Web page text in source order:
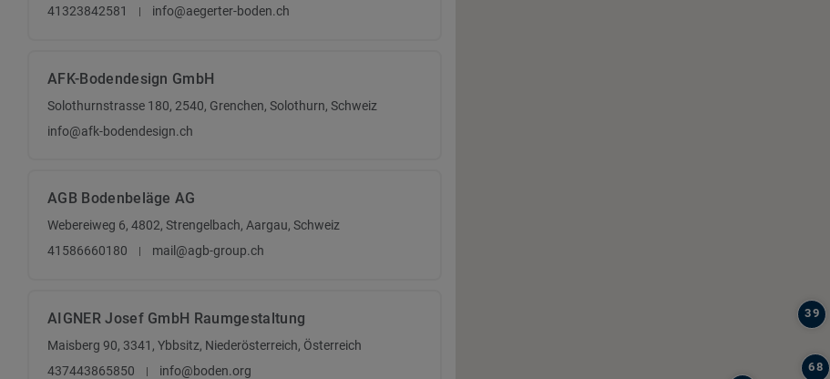
41323842581
info@aegerter-boden.ch
AFK-Bodendesign GmbH
Solothurnstrasse 180, 2540, Grenchen, Solothurn, Schweiz
info@afk-bodendesign.ch
AGB Bodenbeläge AG
Webereiweg 6, 4802, Strengelbach, Aargau, Schweiz
41586660180
mail@agb-group.ch
AIGNER Josef GmbH Raumgestaltung
Maisberg 90, 3341, Ybbsitz, Niederösterreich, Österreich
437443865850
info@boden.org
39
68